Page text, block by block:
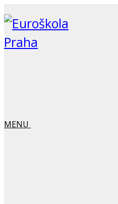
MENU